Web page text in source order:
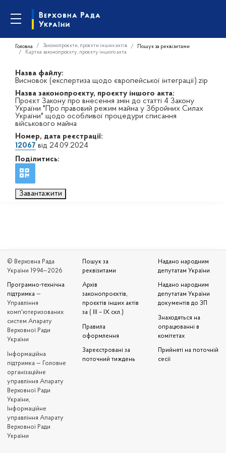
Головна Законопроєкти, проєкти інших актів
Пошук за реквізитами
Картка законопроєкту, проєкту іншого акта
Назва файлу:
Висновок (експертиза щодо європейської інтеграції).zip
Назва законопроєкту, проєкту іншого акта:
Проєкт Закону про внесення змін до статті 4 Закону
України "Про правовий режим майна у Збройних Силах
України" щодо особливої процедури списання
військового майна
Номер, дата реєстрації:
12067 від 24.09.2024
Поділитись:
Завантажити
© Верховна Рада
України 1994—2026
Програмно-технічна
підтримка —
Управління
комп'ютеризованих
систем Апарату
Верховної Ради
України
Iнформаційна
підтримка — Головне
організаційне
управління Апарату
Верховної Ради
України,
Інформаційне
управління Апарату
Верховної Ради
України
Пошук за
реквізитами
Архів
законопроєктів,
проєктів інших актів
за ( III – IX скл.)
Правила
оформлення
Зареєстровані за
поточний тиждень
Надано народним
депутатам України
Надано народним
депутатам України
документів до ЗП
Знаходяться на
опрацюванні в
комітетах
Прийняті на поточній
сесії